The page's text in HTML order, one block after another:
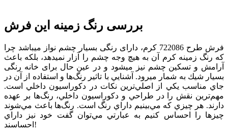
بررسی رنگ زمینه این فرش
فرش طرح 722086 کرم، دارای رنگی بسیار چشم نواز می­باشد چرا
که رنگ زمینه کرم آن به هیچ وجه چشم را آزار نمی­دهد، بلكه باعث
آرامش و تسكین چشم نیز می­شود و در عین حال برای خانه رنگی
بسیار شیك به شمار می­رود. آشنايي با تاثير رنگ‌ها و استفاده از آن‌ در
جاي مناسب يكي از اصلي‌ترين نكات در دكوراسيون داخلي است.
مهم‌ترين نقش را در طراحي و دكوراسيون داخلي، رنگ‌ها بر عهده
دارند. هر چيزي كه مي‌بينيم داراي رنگ است. رنگ‌ها باعث مي‌شوند
چيزها را احساس كنيم به عبارتي مي‌توان گفت خود نيز داراي
احساسند!